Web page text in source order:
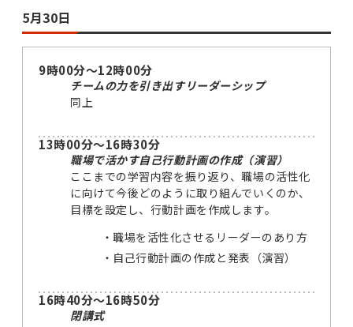
5月30日
9時00分～12時00分
チームの力を引き出すリーダーシップ
同上
13時00分～16時30分
職場で活かす自己行動計画の作成（演習）
ここまでの学習内容を振り返り、職場の活性化
に向けて今後どのように取り組んでいくのか、
目標を設定し、行動計画を作成します。
職場を活性化させるリーダーのあり方
自己行動計画の作成と発表（演習）
16時40分～16時50分
閉講式